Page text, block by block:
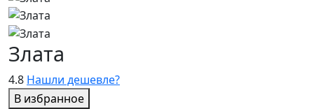
4.8 Нашли дешевле?
В избранное
Злата